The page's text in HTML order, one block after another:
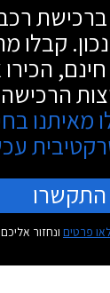
ברכישת
קבלו
חינם,
מאיתנו
התקשרו
פרטים ונחזור